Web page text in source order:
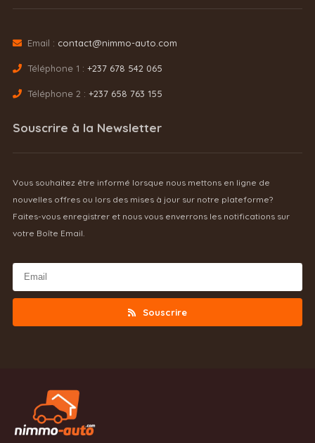
Email : contact@nimmo-auto.com
Téléphone 1 : +237 678 542 065
Téléphone 2 : +237 658 763 155
Souscrire à la Newsletter
Vous souhaitez être informé lorsque nous mettons en ligne de
nouvelles offres ou lors des mises à jour sur notre plateforme?
Faites-vous enregistrer et nous vous enverrons les notifications sur
votre Boîte Email.
Souscrire